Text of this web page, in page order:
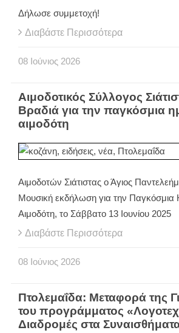
Δήλωσε συμμετοχή!
Διαβάστε Περισσότερα
08 Ιούνιος 2026
Αιμοδοτικός Σύλλογος
Βραδιά για την παγκόσμια
αιμοδότη
Αιμοδοτών Σιάτιστας ο Άγιος
Μουσική εκδήλωση για την
Αιμοδότη, το Σάββατο 13 Ιουνίου 2025
Διαβάστε Περισσότερα
08 Ιούνιος 2026
Πτολεμαΐδα: Μεταφορά της
του προγράμματος
Διαδρομές στα